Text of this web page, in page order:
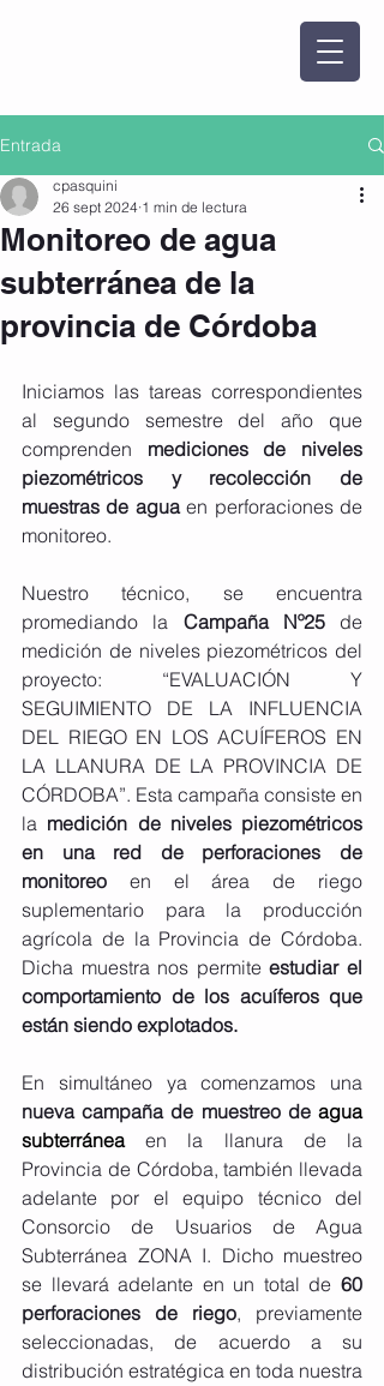
Entrada
Monitoreo de agua
subterránea de la
provincia de Córdoba
cpasquini
26 sept 2024 1 min de lectura
Iniciamos las tareas correspondientes
al segundo semestre del año que
comprenden mediciones de niveles
piezométricos y recolección de
muestras de agua en perforaciones de
monitoreo.
Nuestro técnico, se encuentra
promediando la Campaña Nº25 de
medición de niveles piezométricos del
proyecto: “EVALUACIÓN Y
SEGUIMIENTO DE LA INFLUENCIA
DEL RIEGO EN LOS ACUÍFEROS EN
LA LLANURA DE LA PROVINCIA DE
CÓRDOBA”. Esta campaña consiste en
la medición de niveles piezométricos
en una red de perforaciones de
monitoreo en el área de riego
suplementario para la producción
agrícola de la Provincia de Córdoba.
Dicha muestra nos permite estudiar el
comportamiento de los acuíferos que
están siendo explotados.
nueva campaña de muestreo de agua
subterránea
en la llanura de la
Provincia de Córdoba, también llevada
adelante por el equipo técnico del
Consorcio de Usuarios de Agua
Subterránea ZONA I. Dicho muestreo
se llevará adelante en un total de 60
perforaciones de riego, previamente
seleccionadas, de acuerdo a su
distribución estratégica en toda nuestra